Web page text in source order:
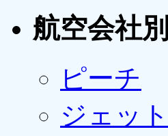
航空会社
ピーチ
ジェッ